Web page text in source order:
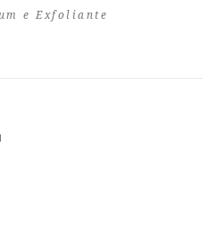
e Exfoliante